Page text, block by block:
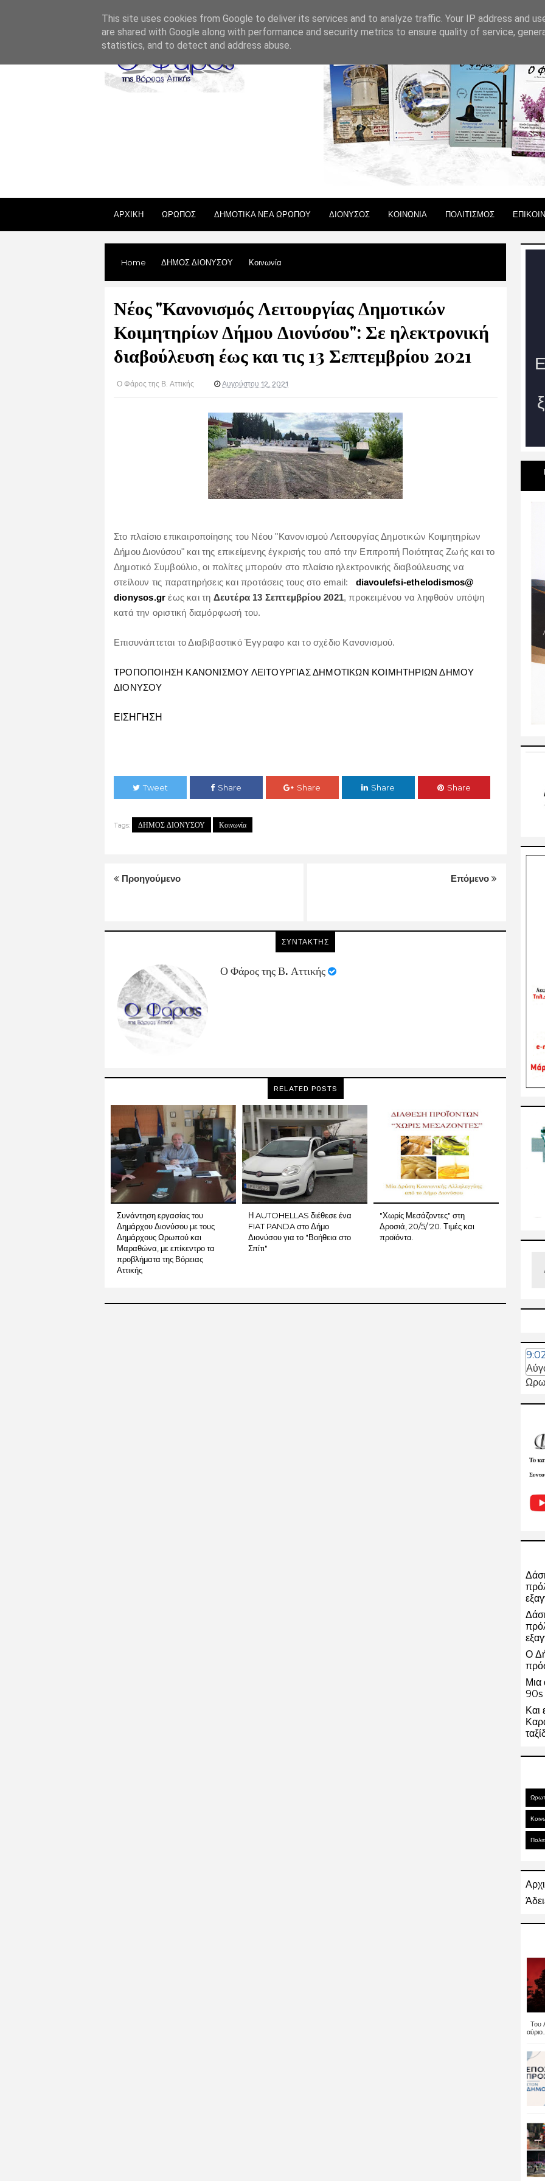
ΑΡΧΙΚΗ ΩΡΩΠΟΣ ΔΗΜΟΤΙΚΑ ΝΕΑ ΩΡΩΠΟΥ ΔΙΟΝΥΣΟΣ ΚΟΙΝΩΝΙΑ ΠΟΛΙΤΙΣΜΟΣ
Home ΔΗΜΟΣ ΔΙΟΝΥΣΟΥ Κοινωνία
Νέος "Κανονισμός Λειτουργίας Δημοτικών
Κοιμητηρίων Δήμου Διονύσου": Σε ηλεκτρονική
διαβούλευση έως και τις 13 Σεπτεμβρίου 2021
Ο Φάρος της Β. Αττικής Αυγούστου 12, 2021
Στο πλαίσιο επικαιροποίησης του Νέου "Κανονισμού Λειτουργίας Δημοτικών Κοιμητηρίων
Δήμου Διονύσου" και της επικείμενης έγκρισής του από την Επιτροπή Ποιότητας Ζωής και το
Δημοτικό Συμβούλιο, οι πολίτες μπορούν στο πλαίσιο ηλεκτρονικής διαβούλευσης να
στείλουν τις παρατηρήσεις και προτάσεις τους στο email: diavoulefsi-ethelodismos@
dionysos.gr έως και τη Δευτέρα 13 Σεπτεμβρίου 2021, προκειμένου να ληφθούν υπόψη
κατά την οριστική διαμόρφωσή του.
Επισυνάπτεται το Διαβιβαστικό Έγγραφο και το σχέδιο Κανονισμού.
ΤΡΟΠΟΠΟΙΗΣΗ ΚΑΝΟΝΙΣΜΟΥ ΛΕΙΤΟΥΡΓΙΑΣ ΔΗΜΟΤΙΚΩΝ ΚΟΙΜΗΤΗΡΙΩΝ ΔΗΜΟΥ
ΔΙΟΝΥΣΟΥ
ΕΙΣΗΓΗΣΗ
Tweet Share Share Share Share
Tags: ΔΗΜΟΣ ΔΙΟΝΥΣΟΥ Κοινωνία
Προηγούμενο Επόμενο
ΣΥΝΤΑΚΤΗΣ
Ο Φάρος της Β. Αττικής
RELATED POSTS
Συνάντηση εργασίας του
Δημάρχου Διονύσου με τους
Δημάρχους Ωρωπού και
Μαραθώνα, με επίκεντρο τα
προβλήματα της Βόρειας
Αττικής
Η AUTOHELLAS διέθεσε ένα
FIAT PANDA στο Δήμο
Διονύσου για το "Βοήθεια στο
Σπίτι"
"Χωρίς Μεσάζοντες" στη
Δροσιά, 20/5/'20. Τιμές και
προϊόντα.
Ο
Μια
90s
Και
Του
This site uses cookies from Google to deliver its services and to analyze traffic. Your IP address and
are shared with Google along with performance and security metrics to ensure quality of service,
statistics, and to detect and address abuse.